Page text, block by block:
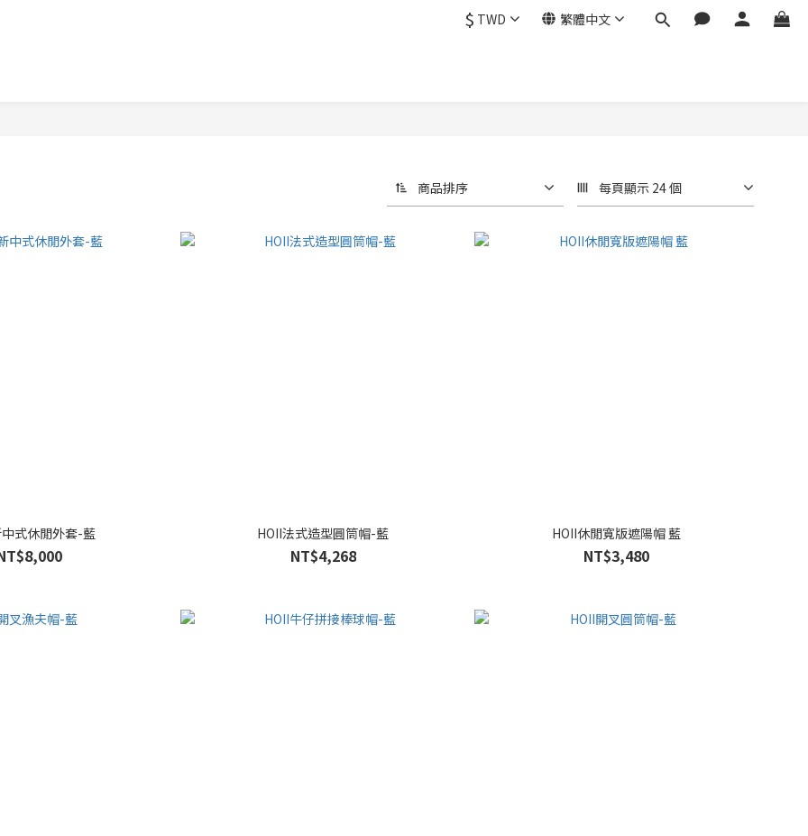
$ TWD 繁體中文
商品排序 每頁顯示 24 個
式休閒外套-藍 HOII法式造型圓筒帽-藍
NT$4,268
HOII休閒寬版遮陽帽 藍
NT$3,480